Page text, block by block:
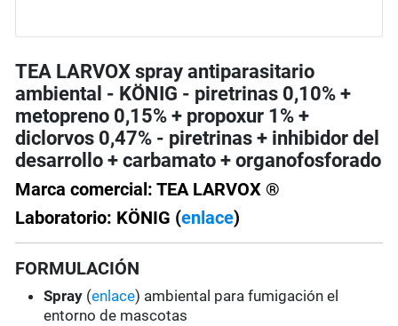
TEA LARVOX spray antiparasitario
ambiental - KÖNIG - piretrinas 0,10% +
metopreno 0,15% + propoxur 1% +
diclorvos 0,47% - piretrinas + inhibidor del
desarrollo + carbamato + organofosforado
Marca comercial: TEA LARVOX ®
Laboratorio: KÖNIG (enlace)
FORMULACIÓN
Spray (enlace) ambiental para fumigación el
entorno de mascotas